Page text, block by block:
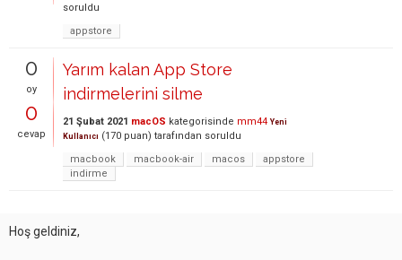
soruldu
appstore
0
oy
0
cevap
Yarım kalan App Store
indirmelerini silme
21 Şubat 2021 macOS kategorisinde mm44 Yeni
Kullanıcı (170 puan) tarafından soruldu
macbook
macbook-air macos
appstore
indirme
Hoş geldiniz,